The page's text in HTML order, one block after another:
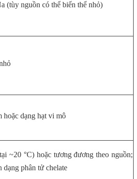
(tùy nguồn có thể biến thể nhỏ)
hoặc dạng hạt vi mô
~20 °C) hoặc tương đương theo nguồn;
dạng phân tử chelate